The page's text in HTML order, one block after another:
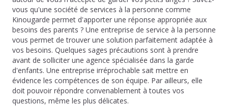
vous qu'une société de services à la personne comme
Kinougarde permet d'apporter une réponse appropriée aux
besoins des parents ? Une entreprise de service à la personne
vous permet de trouver une solution parfaitement adaptée à
vos besoins. Quelques sages précautions sont à prendre
avant de solliciter une agence spécialisée dans la garde
d'enfants. Une entreprise irréprochable sait mettre en
évidence les compétences de son équipe. Par ailleurs, elle
doit pouvoir répondre convenablement à toutes vos
questions, même les plus délicates.